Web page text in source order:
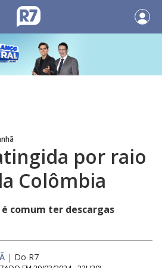
por raio
Colômbia
comum ter descargas
| Do R7